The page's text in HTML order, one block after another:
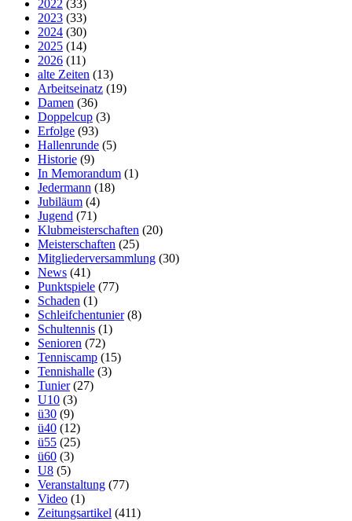
2022 (33)
2023 (33)
2024 (30)
2025 (14)
2026 (11)
alte Zeiten (13)
Arbeitseinatz (19)
Damen (36)
Doppelcup (3)
Erfolge (93)
Hallenrunde (5)
Historie (9)
In Memorandum (1)
Jedermann (18)
Jubiläum (4)
Jugend (71)
Klubmeisterschaften (20)
Meisterschaften (25)
Mitgliederversammlung (30)
News (41)
Punktspiele (77)
Schaden (1)
Schleifchentunier(8)
Schultennis (1)
Senioren (72)
Tenniscamp (15)
Tennishalle (3)
Tunier(27)
U10 (3)
ü30 (9)
ü40 (12)
ü55 (25)
ü60 (3)
U8 (5)
Veranstaltung (77)
Video (1)
Zeitungsartikel (411)